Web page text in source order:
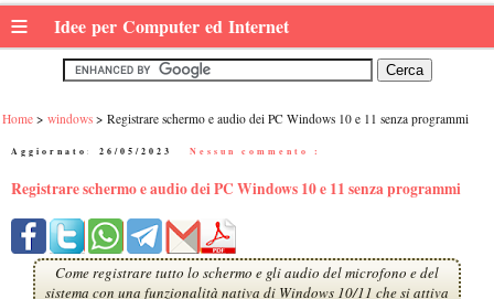
≡ Idee per Computer ed Internet
Home windows Registrare schermo e audio dei PC Windows 10 e 11 senza programmi
Aggiornato: 26/05/2023 Nessun commento :
Registrare schermo e audio dei PC Windows 10 e 11 senza programmi
Come registrare tutto lo schermo e gli audio del microfono e del
sistema con una funzionalità nativa di Windows 10/11 che si attiva